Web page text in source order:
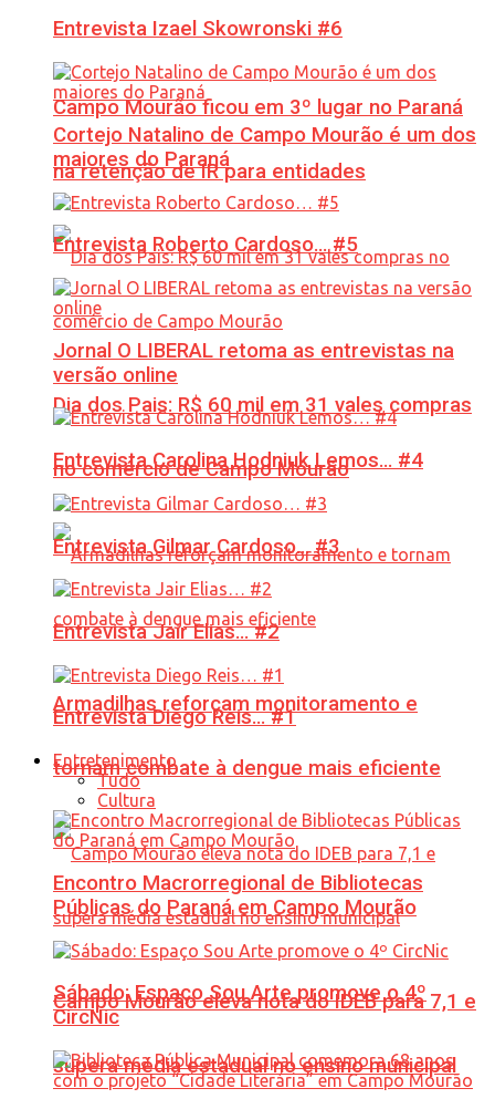
Campo Mourão ficou em 3º lugar no Paraná
na retenção de IR para entidades
Dia dos Pais: R$ 60 mil em 31 vales compras
no comércio de Campo Mourão
Armadilhas reforçam monitoramento e
tornam combate à dengue mais eficiente
Campo Mourão eleva nota do IDEB para 7,1 e
supera média estadual no ensino municipal
Entrevista Izael Skowronski #6
Cortejo Natalino de Campo Mourão é um dos
maiores do Paraná
Entrevista Roberto Cardoso… #5
Jornal O LIBERAL retoma as entrevistas na
versão online
Entrevista Carolina Hodniuk Lemos… #4
Entrevista Gilmar Cardoso… #3
Entrevista Jair Elias… #2
Entrevista Diego Reis… #1
Entretenimento
Tudo
Cultura
Encontro Macrorregional de Bibliotecas
Públicas do Paraná em Campo Mourão
Sábado: Espaço Sou Arte promove o 4º
CircNic